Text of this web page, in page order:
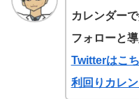
カレンダー
フォローと
Twitterはこ
利回りカレ